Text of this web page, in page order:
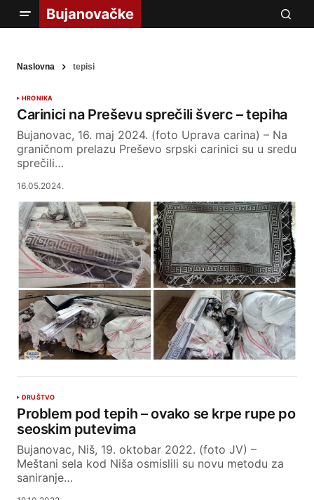
Naslovna tepisi
HRONIKA
Carinici na Preševu sprečili šverc – tepiha
Bujanovac, 16. maj 2024. (foto Uprava carina) – Na
graničnom prelazu Preševo srpski carinici su u sredu
sprečili…
16.05.2024.
DRUŠTVO
Problem pod tepih – ovako se krpe rupe po
seoskim putevima
Bujanovac, Niš, 19. oktobar 2022. (foto JV) –
Meštani sela kod Niša osmislili su novu metodu za
saniranje…